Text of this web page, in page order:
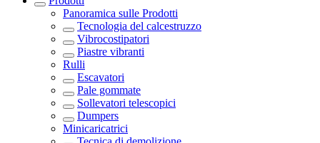
Panoramica sulle Prodotti
Tecnologia del calcestruzzo
Vibrocostipatori
Piastre vibranti
Rulli
Escavatori
Pale gommate
Sollevatori telescopici
Dumpers
Minicaricatrici